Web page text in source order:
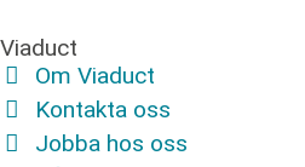
Viaduct
Om Viaduct
Kontakta oss
Jobba hos oss